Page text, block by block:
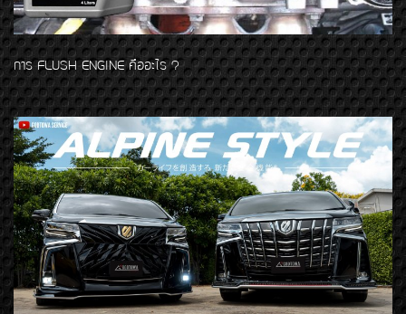
การ FLUSH ENGINE คืออะไร ?